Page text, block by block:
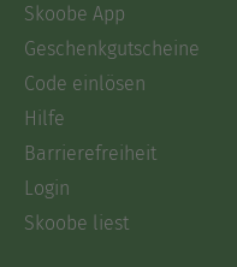
Skoobe App
Geschenkgutscheine
Code einlösen
Hilfe
Barrierefreiheit
Login
Skoobe liest